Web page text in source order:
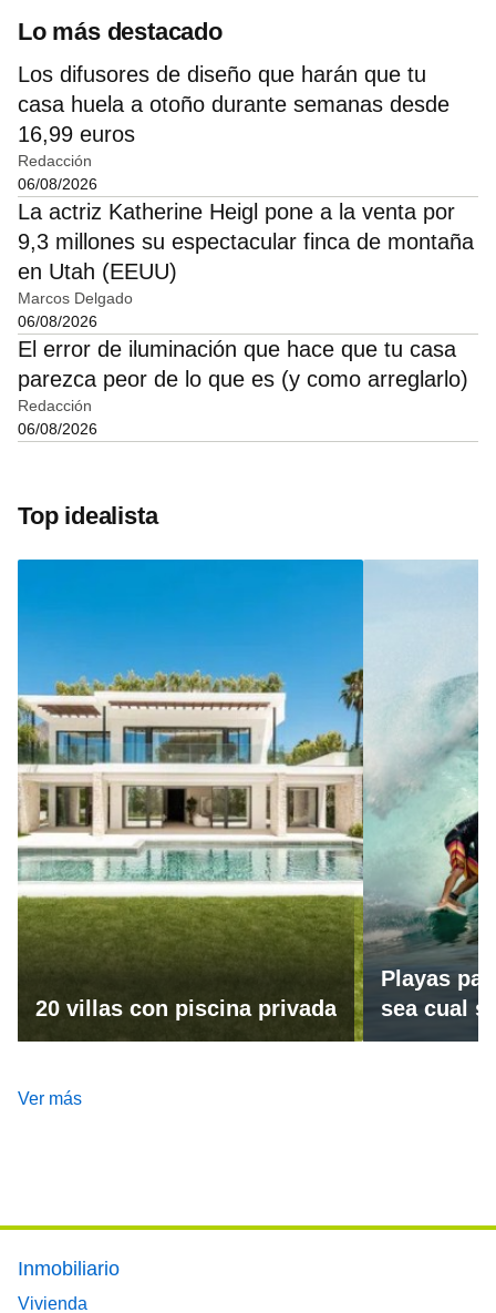
Lo más destacado
Los difusores de diseño que harán que tu
casa huela a otoño durante semanas desde
16,99 euros
Redacción
06/08/2026
La actriz Katherine Heigl pone a la venta por
9,3 millones su espectacular finca de montaña
en Utah (EEUU)
Marcos Delgado
06/08/2026
El error de iluminación que hace que tu casa
parezca peor de lo que es (y como arreglarlo)
Redacción
06/08/2026
Top idealista
20 villas con piscina privada
Playas
sea cual
Ver más
Footer main menu
Inmobiliario
Vivienda